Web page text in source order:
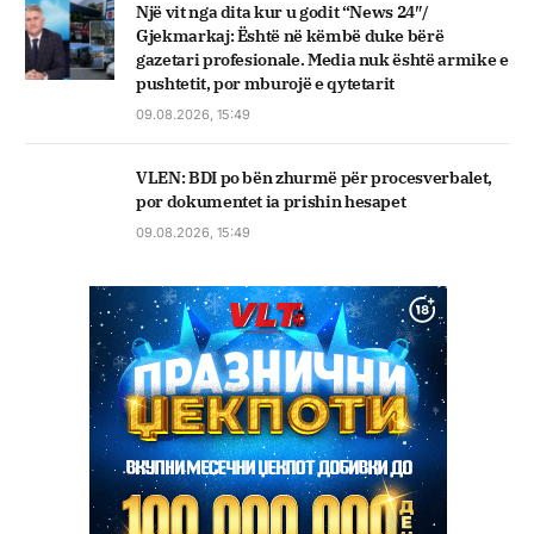
Një vit nga dita kur u godit “News 24″/
Gjekmarkaj: Është në këmbë duke bërë
gazetari profesionale. Media nuk është armike e
pushtetit, por mburojë e qytetarit
09.08.2026, 15:49
VLEN: BDI po bën zhurmë për procesverbalet,
por dokumentet ia prishin hesapet
09.08.2026, 15:49